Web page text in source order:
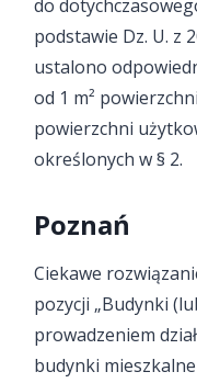
do
podstawie Dz. U. z
ustalono
od 1 m²
powierzchni
określonych w § 2.
Poznań
Ciekawe
pozycji „Budynki
prowadzeniem
budynki